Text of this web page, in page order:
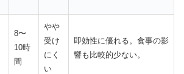
の理想的持続時間
ィル 100mg 配合
8〜
10時
間
やや
受け
にく
い
即効性に優れる。食事の影
響も比較的少ない。